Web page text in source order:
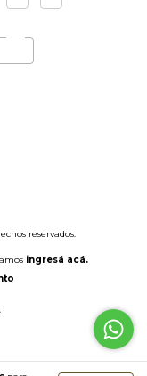
reservados.
ingresá acá.